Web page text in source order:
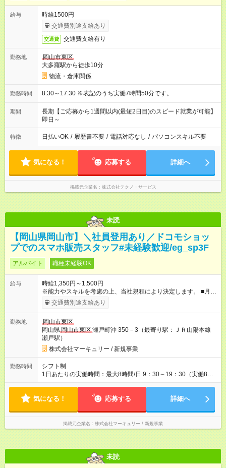
給与
時給1500円
交通費別途支給あり
交通費 交通費支給有り
勤務地
岡山市東区
大多羅駅から徒歩10分
物流・倉庫関係
勤務時間 8:30～17:30 ※表記のうち実働7時間50分です。
期間
長期【ご応募から1週間以内(最短2日目)のスピード就業が可能】
即日～
特徴 日払いOK / 履歴書不要 / 電話対応なし / パソコンスキル不要
気になる！ 応募する 詳細へ
掲載元企業名 株式会社テクノ・サービス
未読
【岡山県岡山市】＼社員登用あり／ドコモショッ
プでのスマホ販売スタッフ#未経験歓迎/eg_sp3F
アルバイト 職種未経験OK
給与
時給1,350円～1,500円
※能力やスキルを考慮の上、当社規程により決定します。 ■月給
例 時給1350円×実働8時間×月22日＝237，600円 ＜1人ひとりの
成長・頑張りを評価＞ 毎年半期ごとに評価制度を実施していま
を設定。 多くの社員が目標を達成した上で、ベースアップも叶
えています。 1人ひとりの成長や頑張りに対してもしっかり還元
をしていく制度が確立しています！ 【試用期間】試用期間あり
試用期間の長さ：3ヶ月 雇用形態、給与は本採用時と同じです。
交通費別途支給あり
勤務地
岡山市東区
岡山県岡山市東区瀬戸町沖 350－3（最寄り駅：ＪＲ山陽本線
瀬戸駅）
株式会社マーキュリー / 新規事業
勤務時間
シフト制
1日あたりの実働時間：最大8時間/日 9：30～19：30（実働8時
間／休憩1時間） ■シフト例 ・9：30～18：30 ・10：30～19：
られます！
気になる！ 応募する 詳細へ
掲載元企業名 株式会社マーキュリー / 新規事業
未読